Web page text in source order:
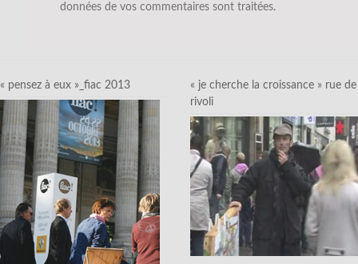
données de vos commentaires sont traitées.
« pensez à eux »_fiac 2013
« je cherche la croissance » rue de
rivoli